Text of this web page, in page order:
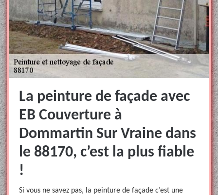
La peinture de façade avec
EB Couverture à
Dommartin Sur Vraine dans
le 88170, c’est la plus fiable
!
Si vous ne savez pas, la peinture de façade c’est une